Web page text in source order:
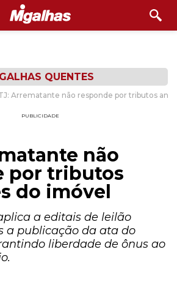
QUENTES
Arrematante não responde por tributos
PUBLICIDADE
não
por tributos
do imóvel
a editais de leilão
a publicação da ata do
liberdade de ônus ao